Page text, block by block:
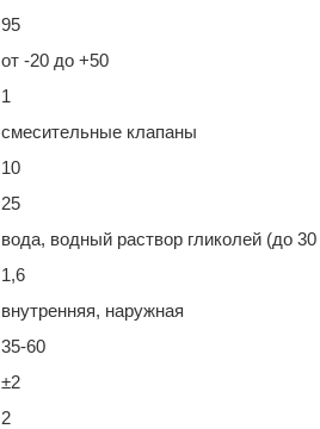
95
от -20 до +50
1
смесительные клапаны
10
25
вода, водный раствор гликолей (до 30
1,6
внутренняя, наружная
35-60
±2
2